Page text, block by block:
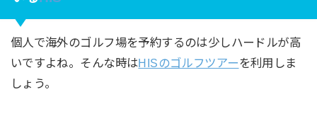
個人で海外のゴルフ場を予約するのは少しハードルが高
いですよね。そんな時はHISのゴルフツアーを利用しま
しょう。